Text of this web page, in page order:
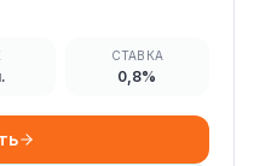
СТАВКА
0,8%